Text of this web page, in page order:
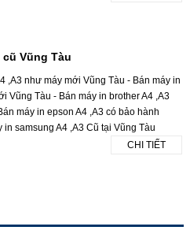
cũ Vũng Tàu
,A3 như máy mới Vũng Tàu - Bán máy in
Vũng Tàu - Bán máy in brother A4 ,A3
máy in epson A4 ,A3 có bảo hành
in samsung A4 ,A3 Cũ tại Vũng Tàu
CHI TIẾT